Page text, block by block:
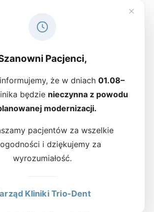
pierwszym stadium fluoroza objawia
powierzchni szkliwa, a w
i mniejszymi ubytkami,
leczenia.
plamek?
to nie tylko kwestia poprawienia
zadbania o ich zdrowie. Dlatego
gdy zobaczymy na zębach
przebarwienia. Jednym ze sposobów
jest zabieg mikroabrazji, czyli
szkliwa z całej powierzchni
ją wygładzić, usunąć przebarwienia
sposobem usuwania białych
wybielanie, przeprowadzane
Jeśli białych plam jest dużo i
warto rozważyć założenie
powierzchnię zębów, które
szkliwa.
przebarwień
Pacjenci,
że w dniach 01.08–
będzie nieczynna z powodu
modernizacji.
pacjentów za wszelkie
i dziękujemy za
wyrozumiałość.
Kliniki Trio-Dent
×